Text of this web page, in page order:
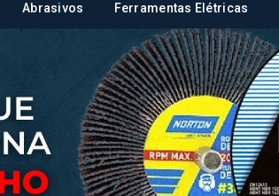
Abrasivos Ferramentas Elétricas